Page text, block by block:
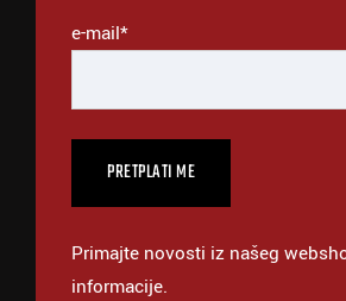
e-mail*
Primajte novosti iz našeg
informacije.